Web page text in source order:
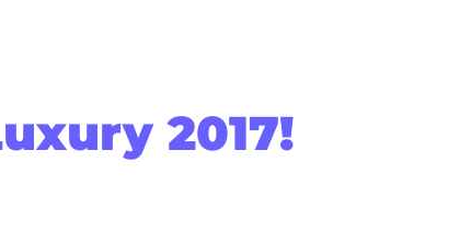
2017!